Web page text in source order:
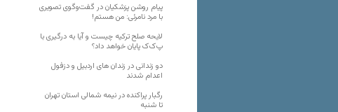
پیام روشن پزشکیان در گفت‌و‌گوی تصویری
با مرد نامرئی: من هستم!
لایحه صلح ترکیه چیست و آیا به درگیری با
پ‌ک‌ک پایان خواهد داد؟
دو زندانی در زندان های اردبیل و دزفول
اعدام شدند
رگبار پراکنده در نیمه شمالی استان تهران
تا شنبه